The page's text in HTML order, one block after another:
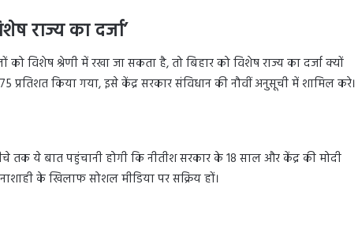
राज्य का दर्जा’
विशेष श्रेणी में रखा जा सकता है, तो बिहार को विशेष राज्य का दर्जा क्यों
प्रतिशत किया गया, इसे केंद्र सरकार संविधान की नौवीं अनुसूची में शामिल करे।
तक ये बात पहुंचानी होगी कि नीतीश सरकार के 18 साल और केंद्र की मोदी
के खिलाफ सोशल मीडिया पर सक्रिय हों।